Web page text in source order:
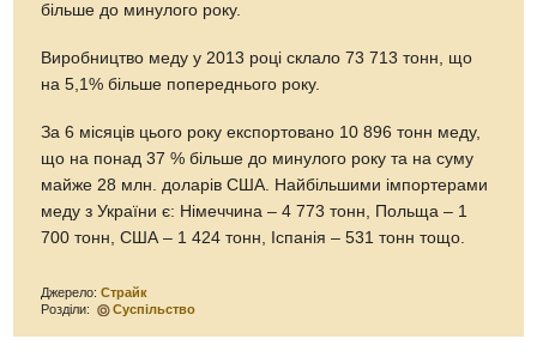
більше до минулого року.
Виробництво меду у 2013 році склало 73 713 тонн, що
на 5,1% більше попереднього року.
За 6 місяців цього року експортовано 10 896 тонн меду,
що на понад 37 % більше до минулого року та на суму
майже 28 млн. доларів США. Найбільшими імпортерами
меду з України є: Німеччина – 4 773 тонн, Польща – 1
700 тонн, США – 1 424 тонн, Іспанія – 531 тонн тощо.
Джерело:Страйк
Розділи:
Суспільство